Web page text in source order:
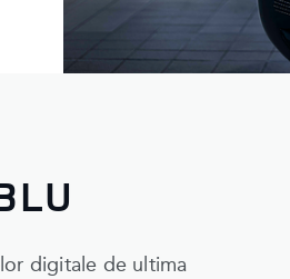
digitale de ultima